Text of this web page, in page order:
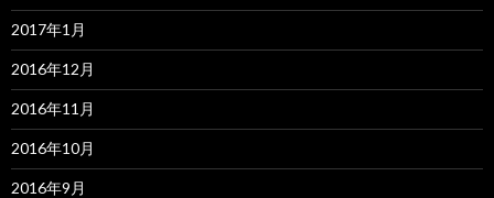
2017年1月
2016年12月
2016年11月
2016年10月
2016年9月